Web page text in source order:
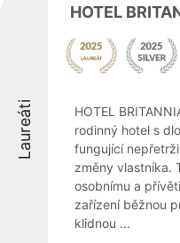
Laureáti
HOTEL
HOTEL
rodinný hotel s
fungující
změny vlastníka.
osobnímu a
zařízení běžnou
klidnou ...